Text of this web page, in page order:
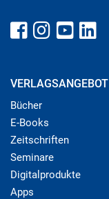
VERLAGSANGEBOT
Bücher
E-Books
Zeitschriften
Seminare
Digitalprodukte
Apps